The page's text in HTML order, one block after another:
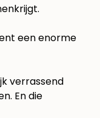
een enorme
verrassend
En die